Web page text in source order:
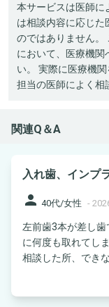
本サービスは医師に
は相談内容に応じた
のではありません。
において、医療機関
い。 実際に医療機
担当の医師によく相
関連Q＆A
入れ歯、インプ
person 40代/女性 -
左前歯3本が差し
に何度も取れてし
相談した所、できな